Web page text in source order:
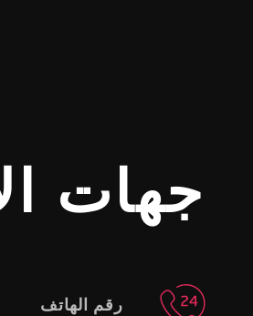
جهات
رقم الهاتف